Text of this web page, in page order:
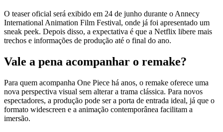
O teaser oficial será exibido em 24 de junho durante o Annecy
International Animation Film Festival, onde já foi apresentado um
sneak peek. Depois disso, a expectativa é que a Netflix libere mais
trechos e informações de produção até o final do ano.
Vale a pena acompanhar o remake?
Para quem acompanha One Piece há anos, o remake oferece uma
nova perspectiva visual sem alterar a trama clássica. Para novos
espectadores, a produção pode ser a porta de entrada ideal, já que o
formato widescreen e a animação contemporânea facilitam a
imersão.